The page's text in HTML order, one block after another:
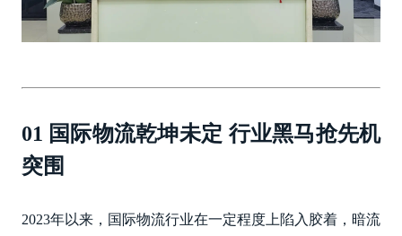
01 国际物流乾坤未定 行业黑马抢先机
突围
2023年以来，国际物流行业在一定程度上陷入胶着，暗流